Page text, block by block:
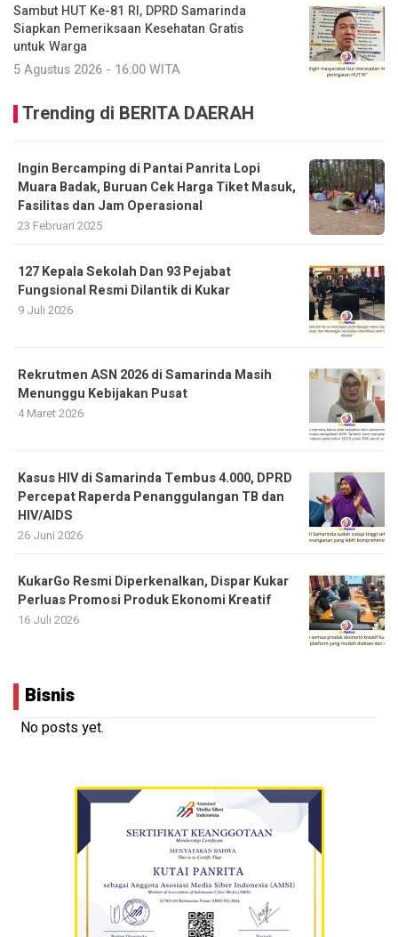
Sambut HUT Ke-81 RI, DPRD Samarinda
Siapkan Pemeriksaan Kesehatan Gratis
untuk Warga
5 Agustus 2026 - 16:00 WITA
Trending di BERITA DAERAH
Ingin Bercamping di Pantai Panrita Lopi
Muara Badak, Buruan Cek Harga Tiket Masuk,
Fasilitas dan Jam Operasional
23 Februari 2025
127 Kepala Sekolah Dan 93 Pejabat
Fungsional Resmi Dilantik di Kukar
9 Juli 2026
Rekrutmen ASN 2026 di Samarinda Masih
Menunggu Kebijakan Pusat
4 Maret 2026
Kasus HIV di Samarinda Tembus 4.000, DPRD
Percepat Raperda Penanggulangan TB dan
HIV/AIDS
26 Juni 2026
KukarGo Resmi Diperkenalkan, Dispar Kukar
Perluas Promosi Produk Ekonomi Kreatif
16 Juli 2026
Bisnis
No posts yet.